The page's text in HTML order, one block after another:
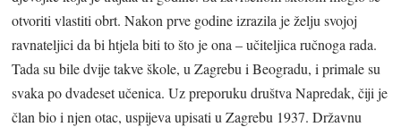
otvoriti vlastiti obrt. Nakon prve godine izrazila je želju svojoj
ravnateljici da bi htjela biti to što je ona – učiteljica ručnoga rada.
Tada su bile dvije takve škole, u Zagrebu i Beogradu, i primale su
svaka po dvadeset učenica. Uz preporuku društva Napredak, čiji je
član bio i njen otac, uspijeva upisati u Zagrebu 1937. Državnu